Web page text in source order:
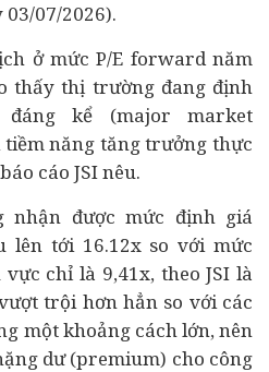
07/2026).
ở mức P/E forward năm
thấy thị trường đang định
kể (major market
năng tăng trưởng thực
cáo JSI nêu.
nhận được mức định giá
lên tới 16.12x so với mức
chỉ là 9,41x, theo JSI là
trội hơn hẳn so với các
một khoảng cách lớn, nên
dư (premium) cho công